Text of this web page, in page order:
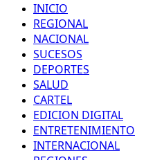
INICIO
REGIONAL
NACIONAL
SUCESOS
DEPORTES
SALUD
CARTEL
EDICION DIGITAL
ENTRETENIMIENTO
INTERNACIONAL